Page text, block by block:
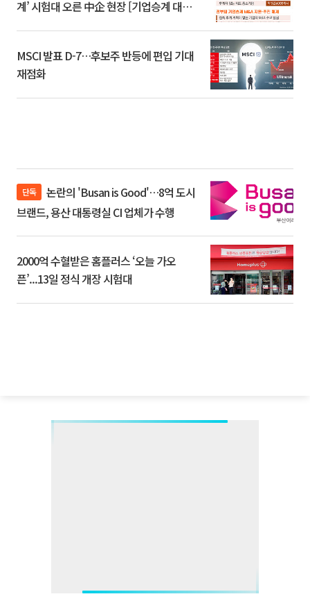
계’ 시험대 오른 中企 현장 [기업승계 대전
MSCI 발표 D-7…후보주 반등에 편입 기대
재점화
단독
브랜드, 용산 대통령실 CI 업체가 수행
2000억 수혈받은 홈플러스 ‘오늘 가오
픈’...13일 정식 개장 시험대